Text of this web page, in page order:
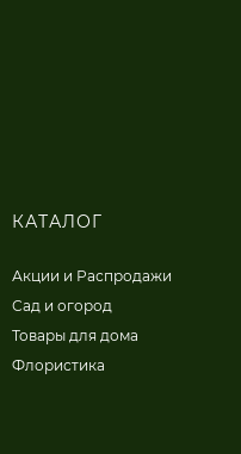
КАТАЛОГ
Акции и Распродажи
Сад и огород
Товары для дома
Флористика